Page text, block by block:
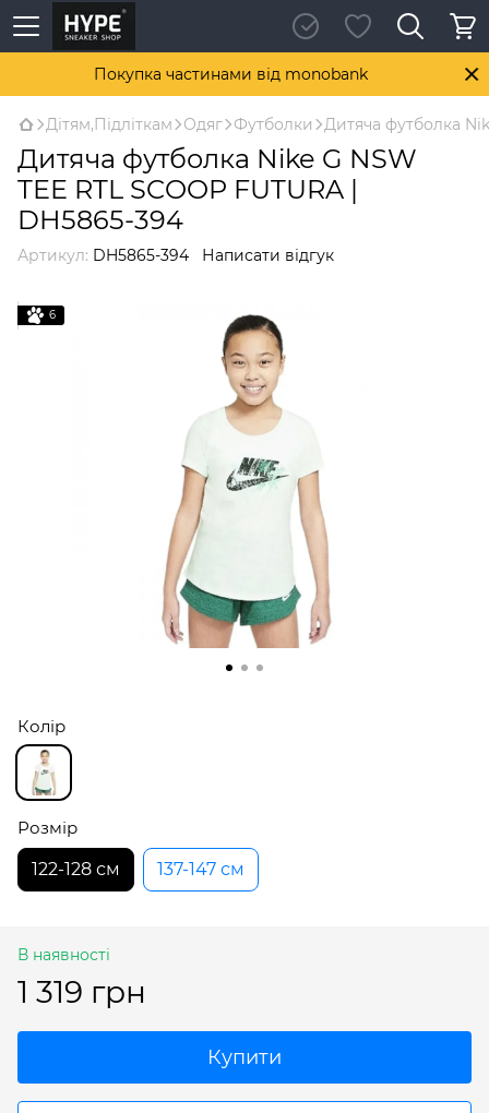
Покупка частинами від monobank
Дітям,Підліткам Одяг Футболки Дитяча футболка
Дитяча футболка Nike G NSW
TEE RTL SCOOP FUTURA |
DH5865-394
Артикул: DH5865-394 Написати відгук
6
Колір
Розмір
122-128 см
137-147 см
В наявності
1 319 грн
Купити